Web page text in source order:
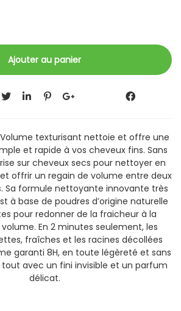
texturisant nettoie et offre une
et rapide à vos cheveux fins. Sans
sur cheveux secs pour nettoyer en
offrir un regain de volume entre deux
Sa formule nettoyante innovante très
à base de poudres d’origine naturelle
pour redonner de la fraicheur à la
En 2 minutes seulement, les
fraîches et les racines décollées
garanti 8H, en toute légèreté et sans
avec un fini invisible et un parfum
délicat.